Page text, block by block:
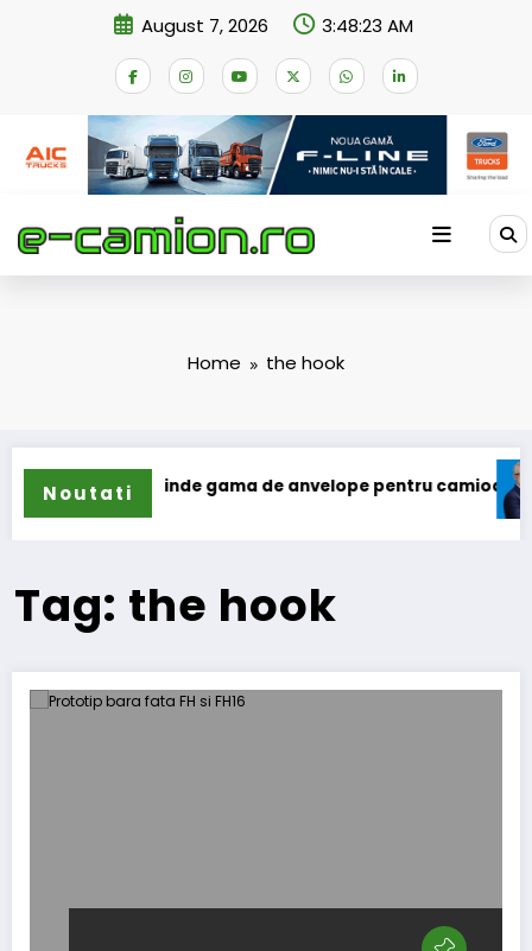
August 7, 2026 3:48:23 AM
Home the hook
Noutati
își extinde gama de anvelope pentru camioane
Tag: the hook